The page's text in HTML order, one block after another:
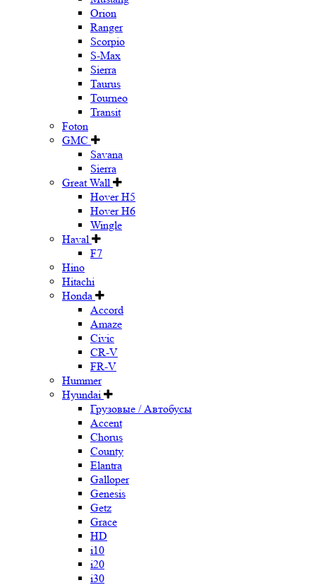
Orion
Ranger
Scorpio
S-Max
Sierra
Taurus
Tourneo
Transit
Foton
GMC
Savana
Sierra
Great Wall
Hover H5
Hover H6
Wingle
Haval
F7
Hino
Hitachi
Honda
Accord
Amaze
Civic
CR-V
FR-V
Hummer
Hyundai
Грузовые / Автобусы
Accent
Chorus
County
Elantra
Galloper
Genesis
Getz
Grace
HD
i10
i20
i30